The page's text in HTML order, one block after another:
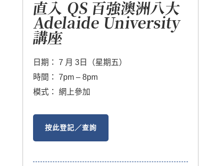
直入 QS 百強澳洲八大
Adelaide University
講座
日期： 7 月 3日（星期五）
時間：
7pm – 8pm
模式：
網上參加
按此登記／查詢